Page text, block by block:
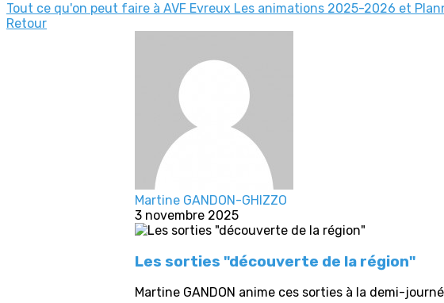
Tout ce qu'on peut faire à AVF Evreux Les animations 2025-2026 et
Retour
Martine GANDON-GHIZZO
3 novembre 2025
Les sorties "découverte de la région"
Martine GANDON anime ces sorties à la demi-